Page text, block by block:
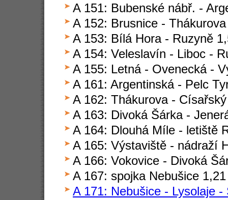
A 151: Bubenské nábř. -
A 152: Brusnice -
A 153: Bílá Hora - Ruzyně
A 154: Veleslavín - Liboc -
A 155: Letná - Ovenecká -
A 161: Argentinská - Pelc
A 162: Thákurova -
A 163: Divoká Šárka -
A 164: Dlouhá Míle - letiště
A 165: Výstaviště - nádraží
A 166: Vokovice - Divoká
A 167: spojka Nebušice 1,21
A 171: Nebušice - Lysolaje -